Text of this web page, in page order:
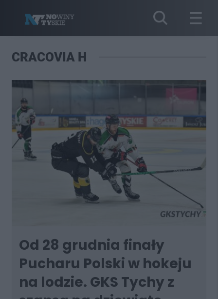
CRACOVIA H
Od 28 grudnia finały
Pucharu Polski w hokeju
na lodzie. GKS Tychy z